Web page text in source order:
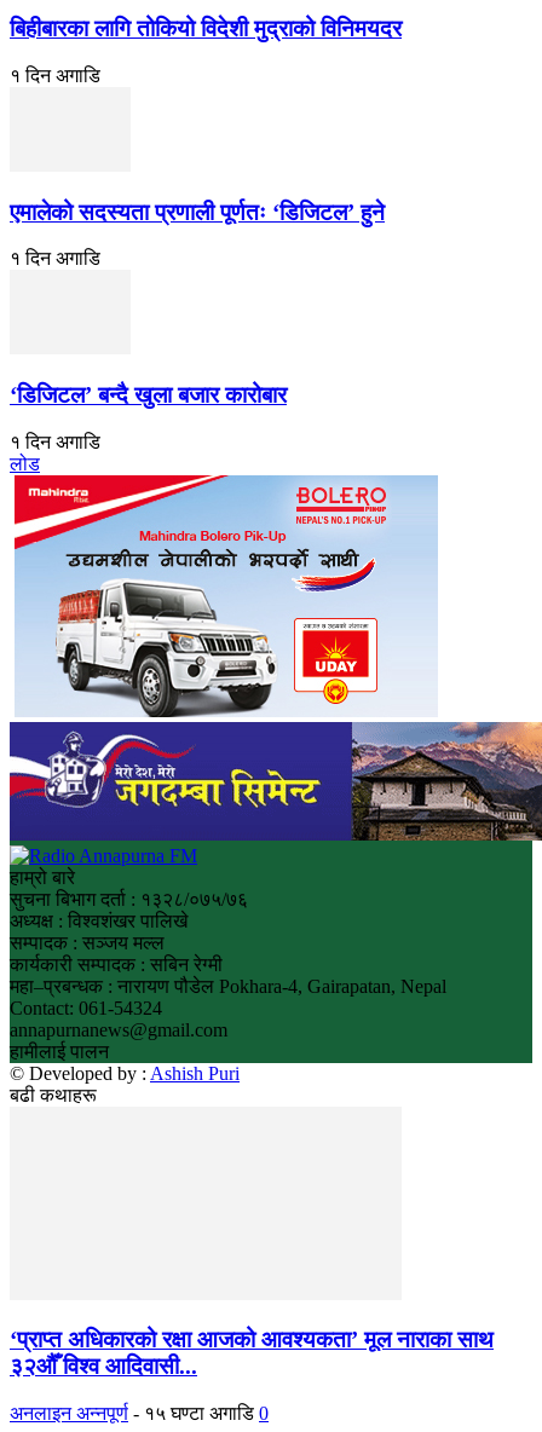
बिहीबारका लागि तोकियो विदेशी मुद्राको विनिमयदर
१ दिन अगाडि
एमालेको सदस्यता प्रणाली पूर्णतः ‘डिजिटल’ हुने
१ दिन अगाडि
‘डिजिटल’ बन्दै खुला बजार कारोबार
१ दिन अगाडि
लोड
हाम्रो बारे
सुचना बिभाग दर्ता : १३२८/०७५/७६
अध्यक्ष : विश्वशंखर पालिखे
सम्पादक : सञ्जय मल्ल
कार्यकारी सम्पादक : सबिन रेग्मी
महा–प्रबन्धक : नारायण पौडेल Pokhara-4, Gairapatan, Nepal
Contact: 061-54324
annapurnanews@gmail.com
हामीलाई पालन
© Developed by : Ashish Puri
बढी कथाहरू
‘प्राप्त अधिकारको रक्षा आजको आवश्यकता’ मूल नाराका साथ
३२औँ विश्व आदिवासी...
अनलाइन अन्नपूर्ण - १५ घण्टा अगाडि 0